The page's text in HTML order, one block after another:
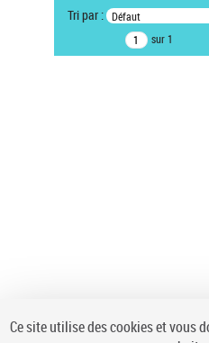
Type de notice d'autorité
Œuvre
Pays
Tri par : Défaut
sur 1
Ce site utilise des cookies et vous